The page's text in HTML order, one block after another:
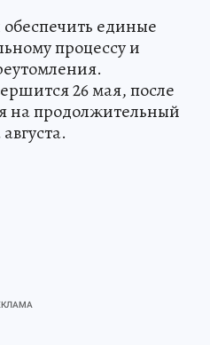
единые
процессу и
26 мая, после
на продолжительный